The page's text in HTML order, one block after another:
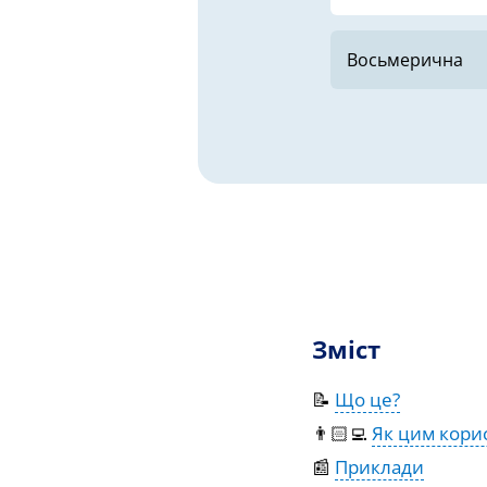
Зміст
📝 Що це?
👨🏻‍💻 Як цим
📰 Приклади